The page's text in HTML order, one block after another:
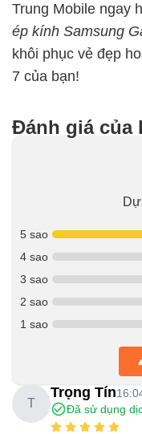
Trung Mobile ngay
ép kính Samsung
khôi phục vẻ đẹp
7 của bạn!
Đánh giá của
5 sao
4 sao
3 sao
2 sao
1 sao
T
Trọng Tín
Đã sử dụng